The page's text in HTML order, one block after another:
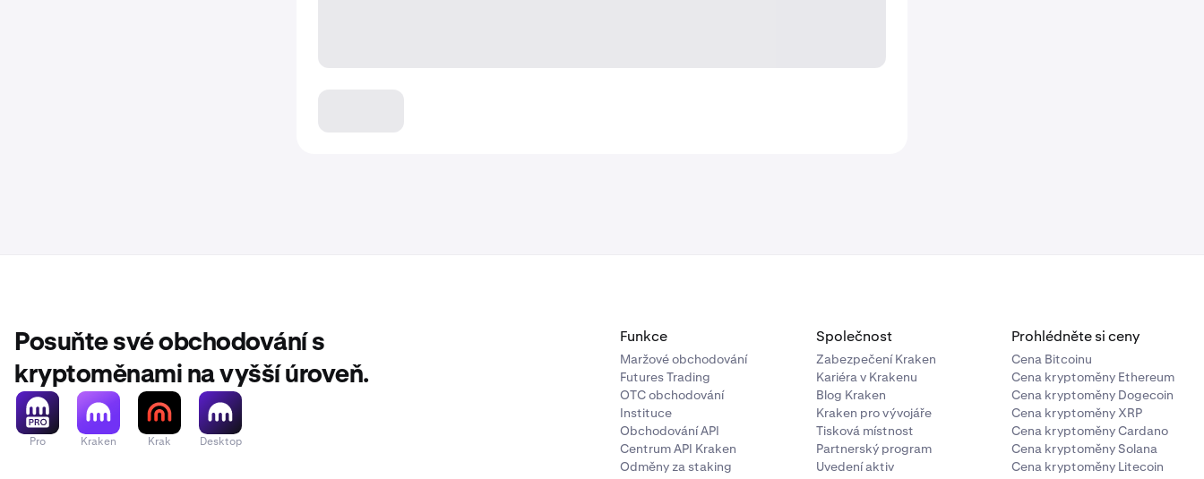
Posuňte své obchodování s
kryptoměnami na vyšší úroveň.
Pro Kraken Krak Desktop
Funkce
Maržové obchodování
Futures Trading
OTC obchodování
Instituce
Obchodování API
Centrum API Kraken
Odměny za staking
Společnost
Zabezpečení Kraken
Kariéra v Krakenu
Blog Kraken
Kraken pro vývojáře
Tisková místnost
Partnerský program
Uvedení aktiv
Prohlédněte si ceny
Cena Bitcoinu
Cena kryptoměny Ethereum
Cena kryptoměny Dogecoin
Cena kryptoměny XRP
Cena kryptoměny Cardano
Cena kryptoměny Solana
Cena kryptoměny Litecoin